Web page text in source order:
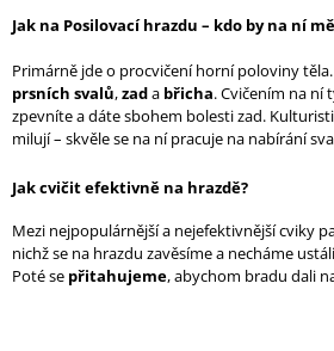
Jak na Posilovací hrazdu – kdo by na ní
Primárně jde o procvičení horní poloviny těla.
prsních svalů,zada břicha. Cvičením na ní
zpevníte a dáte sbohem bolesti zad.
milují – skvěle se na ní pracuje na nabírání
Jak cvičit efektivně na hrazdě?
Mezi nejpopulárnější a nejefektivnější cviky
nichž se na hrazdu zavěsíme a necháme
Poté se přitahujeme, abychom bradu dali